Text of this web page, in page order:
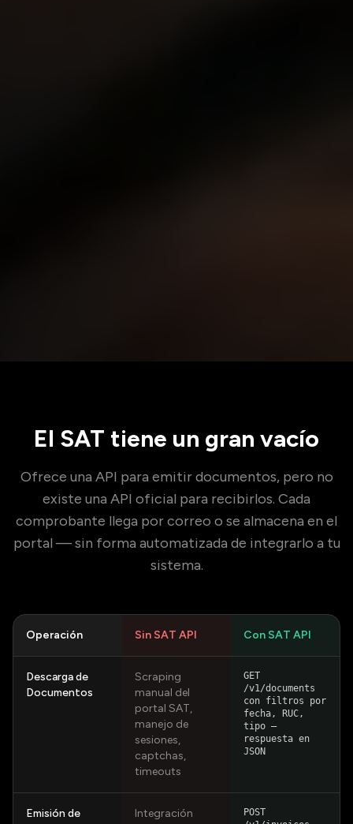
El SAT tiene un gran vacío
Ofrece una API para emitir documentos, pero no
existe una API oficial para recibirlos. Cada
comprobante llega por correo o se almacena en el
portal — sin forma automatizada de integrarlo a tu
sistema.
Operación Sin SAT API Con SAT API
Descarga de
Documentos
Scraping
manual del
portal SAT,
manejo de
sesiones,
captchas,
timeouts
GET
/v1/documents
con filtros por
fecha, RUC,
tipo —
respuesta en
JSON
Emisión de
Integración
POST